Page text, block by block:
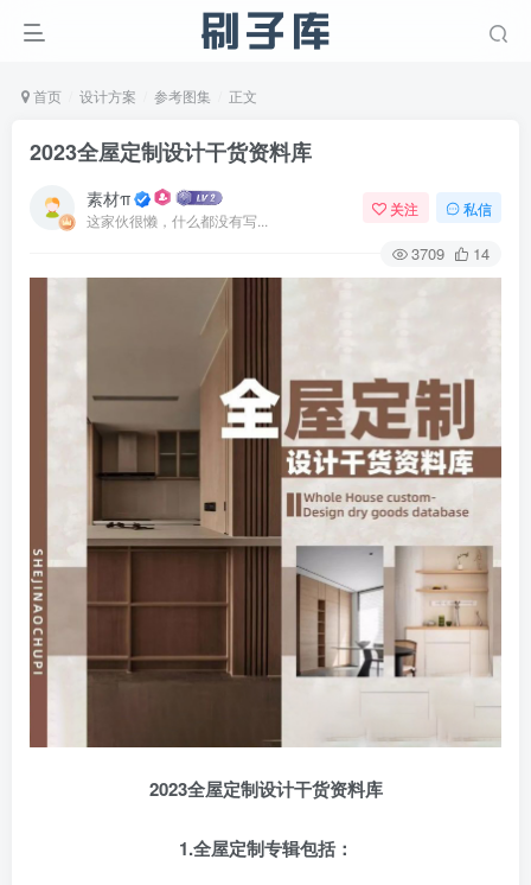
首页 设计方案 参考图集 正文
2023全屋定制设计干货资料库
素材π
这家伙很懒，什么都没有写...
关注 私信
3709 14
2023全屋定制设计干货资料库
1.全屋定制专辑包括：